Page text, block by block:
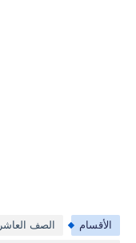
الأقسام الصف العاشر